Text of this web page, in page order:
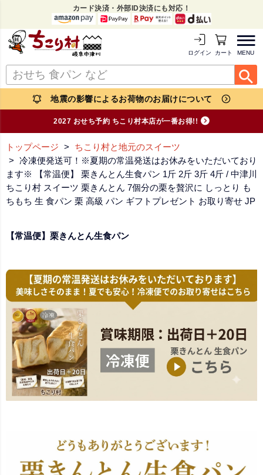
カード決済・外部ID決済にも対応！
MENU
ログイン カートを見る
地震の影響によるお荷物のお届けについて
2027 おせち予約 ちこり村本店が一番お得!!
トップページ
ちこり村と地元のスイーツ
冷凍便発送可！※夏期の常温発送はお休みをいただいており
ます※ 【常温便】 栗きんとん生食パン 1斤 2斤 3斤 4斤 / 中津川
ちこり村 スイーツ 栗きんとん 7個分の栗を贅沢に しっとり も
ちもち 生 食パン 栗 高級 パン ギフトプレゼント お取り寄せ JP
【常温便】栗きんとん生食パン